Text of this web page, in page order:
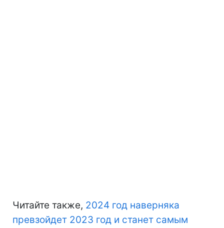
Читайте также, 2024 год наверняка
превзойдет 2023 год и станет самым